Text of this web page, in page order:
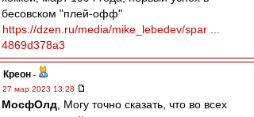
бесовском "плей-офф"
https://dzen.ru/media/mike_lebedev/spar ...
4869d378a3
Креон -
27 мар 2023 13:28
МосфОлд , Могу точно сказать, что во всех